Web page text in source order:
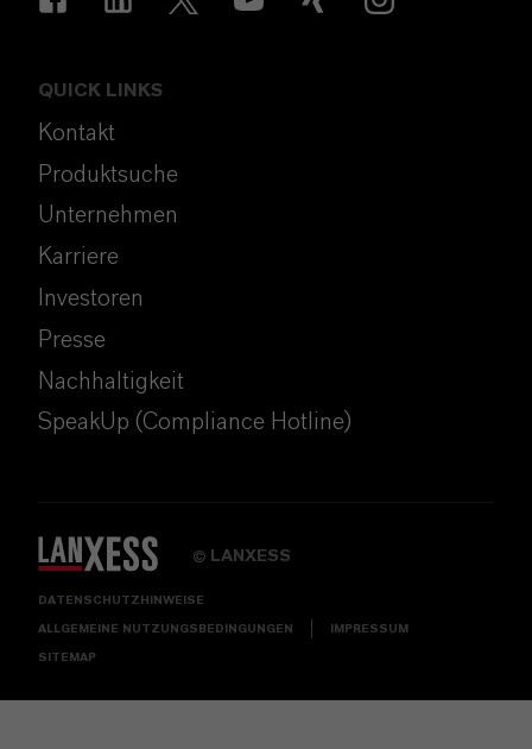
QUICK LINKS
Kontakt
Produktsuche
Unternehmen
Karriere
Investoren
Presse
Nachhaltigkeit
SpeakUp (Compliance Hotline)
© LANXESS
DATENSCHUTZHINWEISE
ALLGEMEINE NUTZUNGSBEDINGUNGEN IMPRESSUM
SITEMAP